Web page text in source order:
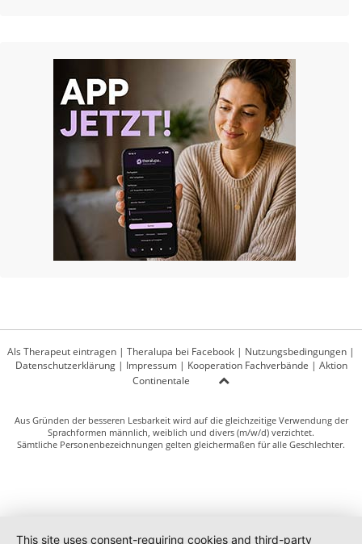
Als Therapeut eintragen | Theralupa bei Facebook | Nutzungsbedingungen |
Datenschutzerklärung| Impressum| Kooperation Fachverbände | Aktion
Continentale
Aus Gründen der besseren Lesbarkeit wird auf die gleichzeitige Verwendung der
Sprachformen männlich, weiblich und divers (m/w/d) verzichtet.
Sämtliche Personenbezeichnungen gelten gleichermaßen für alle Geschlechter.
This site uses consent-requiring cookies and third-party